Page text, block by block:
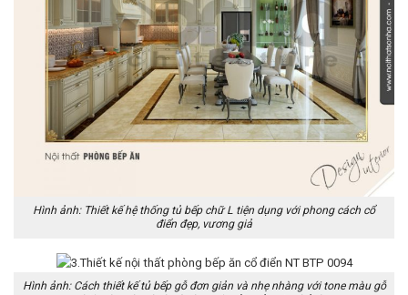
Hình ảnh: Thiết kế hệ thống tủ bếp chữ L tiện dụng với phong cách cổ
điển đẹp, vương giả
Hình ảnh: Cách thiết kế tủ bếp gỗ đơn giản và nhẹ nhàng với tone màu gỗ